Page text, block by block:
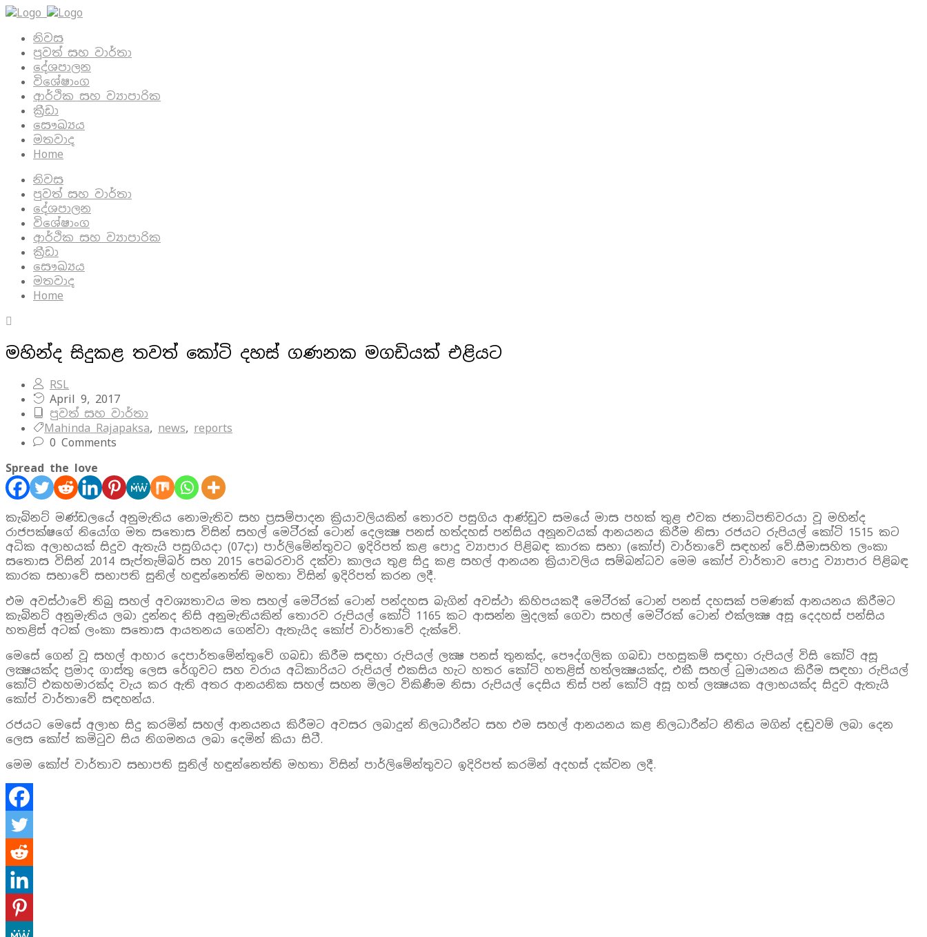
නිවස
පුවත් සහ වාර්තා
දේශපාලන
විශේෂාංග
ආර්ථික සහ ව්‍යාපාරික
ක්‍රීඩා
සෞඛ්‍යය
මතවාද
Home
නිවස
පුවත් සහ වාර්තා
දේශපාලන
විශේෂාංග
ආර්ථික සහ ව්‍යාපාරික
ක්‍රීඩා
සෞඛ්‍යය
මතවාද
Home
මහින්ද සිදුකළ තවත් කෝටි දහස් ගණනක මගඩියක් එළියට
RSL
April 9, 2017
පුවත් සහ වාර්තා
Mahinda Rajapaksa, news, reports
0 Comments
Spread the love
කැබිනට්‌ මණ්‌ඩලයේ අනුමැතිය නොමැතිව සහ ප්‍රසම්පාදන ක්‍රියාවලියකින් තොරව පසුගිය ආණ්‌ඩුව සමයේ මාස පහක්‌ තුළ එවක ජනාධිපතිවරයා වූ මහින්ද
රාජපක්ෂගේ නියෝග මත සතොස විසින් සහල් මෙටි්‍රක්‌ ටොන් දෙලක්‍ෂ පනස්‌ හත්දහස්‌ පන්සිය අනූනවයක්‌ ආනයනය කිරීම නිසා රජයට රුපියල් කෝටි 1515 කට
අධික අලාභයක්‌ සිදුව ඇතැයි පසුගියදා (07දා) පාර්ලිමේන්තුවට ඉදිරිපත් කළ පොදු ව්‍යාපාර පිළිබඳ කාරක සභා (කෝප්) වාර්තාවේ සඳහන් වේ.සීමාසහිත ලංකා
සතොස විසින් 2014 සැප්තැම්බර් සහ 2015 පෙබරවාරි දක්‌වා කාලය තුළ සිදු කළ සහල් ආනයන ක්‍රියාවලිය සම්බන්ධව මෙම කෝප් වාර්තාව පොදු ව්‍යාපාර පිළිබඳ
කාරක සභාවේ සභාපති සුනිල් හඳුන්නෙත්ති මහතා විසින් ඉදිරිපත් කරන ලදී.
එම අවස්‌ථාවේ තිබු සහල් අවශ්‍යතාවය මත සහල් මෙටි්‍රක්‌ ටොන් පන්දහස බැගින් අවස්‌ථා කිහිපයකදී මෙටි්‍රක්‌ ටොන් පනස්‌ දහසක්‌ පමණක්‌ ආනයනය කිරීමට
කැබිනට්‌ අනුමැතිය ලබා දුන්නද නිසි අනුමැතියකින් තොරව රුපියල් කෝටි 1165 කට ආසන්න මුදලක්‌ ගෙවා සහල් මෙටි්‍රක්‌ ටොන් එක්‌ලක්‍ෂ අසූ දෙදහස්‌ පන්සිය
හතළිස්‌ අටක්‌ ලංකා සතොස ආයතනය ගෙන්වා ඇතැයිද කෝප් වාර්තාවේ දැක්‌වේ.
මෙසේ ගෙන් වූ සහල් ආහාර දෙපාර්තමේන්තුවේ ගබඩා කිරීම සඳහා රුපියල් ලක්‍ෂ පනස්‌ තුනක්‌ද, පෞද්ගලික ගබඩා පහසුකම් සඳහා රුපියල් විසි කෝටි අසූ
ලක්‍ෂයක්‌ද ප්‍රමාද ගාස්‌තු ලෙස රේගුවට සහ වරාය අධිකාරියට රුපියල් එකසිය හැට හතර කෝටි හතළිස්‌ හත්ලක්‍ෂයක්‌ද, එකී සහල් ධුමායනය කිරීම සඳහා රුපියල්
කෝටි එකහමාරක්‌ද වැය කර ඇති අතර ආනයනික සහල් සහන මිලට විකිණීම නිසා රුපියල් දෙසිය තිස්‌ පන් කෝටි අසූ හත් ලක්‍ෂයක අලාභයක්‌ද සිදුව ඇතැයි
කෝප් වාර්තාවේ සඳහන්ය.
රජයට මෙසේ අලාභ සිදු කරමින් සහල් ආනයනය කිරීමට අවසර ලබාදුන් නිලධාරීන්ට සහ එම සහල් ආනයනය කළ නිලධාරීන්ට නීතිය මගින් දඬුවම් ලබා දෙන
ලෙස කෝප් කමිටුව සිය නිගමනය ලබා දෙමින් කියා සිටී.
මෙම කෝප් වාර්තාව සභාපති සුනිල් හඳුන්නෙත්ති මහතා විසින් පාර්ලිමේන්තුවට ඉදිරිපත් කරමින් අදහස්‌ දක්‌වන ලදී.